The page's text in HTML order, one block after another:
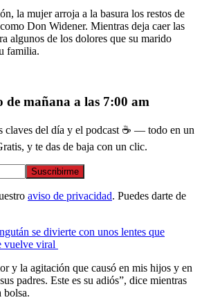
la mujer arroja a la basura los restos de
Don Widener. Mientras deja caer las
algunos de los dolores que su marido
familia.
de mañana a las 7:00 am
claves del día y el podcast ☕ — todo en un
y te das de baja con un clic.
Suscribirme
aviso de privacidad. Puedes darte de
se divierte con unos lentes que
vuelve viral
y la agitación que causó en mis hijos y en
padres. Este es su adiós”, dice mientras
bolsa.